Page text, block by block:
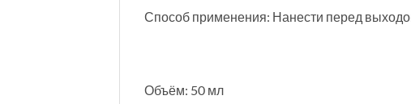
Способ применения: Нанести перед
Объём: 50 мл